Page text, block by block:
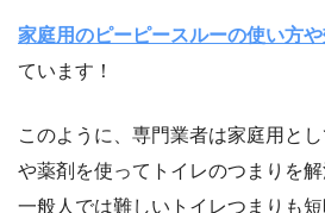
家庭用のピーピースルーの使い方
ています！
このように、専門業者は家庭用と
や薬剤を使ってトイレのつまりを解
一般人では難しいトイレつまりも